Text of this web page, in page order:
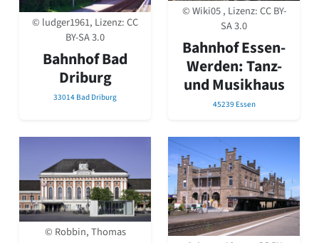
David Chipperfield
Harald Deilmann
Gottfried Böhm
Schneider von Esleben
Peter Behrens
Auszeichnung vorbildlicher Bauten NRW 2020
Big Beautiful Buildings (Großbauten der Nachkriegszeit)
Gegenwart
Postmoderne
1950er-70er Jahre
Moderne
Reformarchitektur
Jugendstil
© ludger1961, Lizenz:CC
BY-SA 3.0
Bahnhof Bad
Driburg
33014 Bad Driburg
© Wiki05 , Lizenz:CC BY-
SA 3.0
Bahnhof Essen-
Werden: Tanz-
und Musikhaus
45239 Essen
© Robbin, Thomas